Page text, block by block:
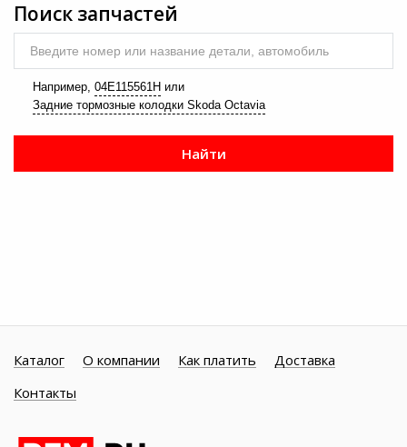
Поиск запчастей
Введите номер или название детали, автомобиль
Например, 04E115561H или
Задние тормозные колодки Skoda Octavia
Найти
Каталог О компании Как платить
Доставка
Контакты